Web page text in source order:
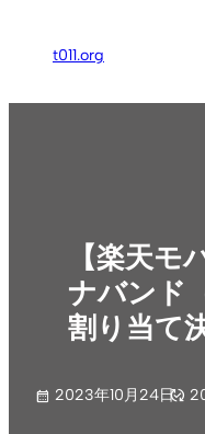
ス
t011.org
【楽天モ
ナバンド
割り当て
2023年10月24日